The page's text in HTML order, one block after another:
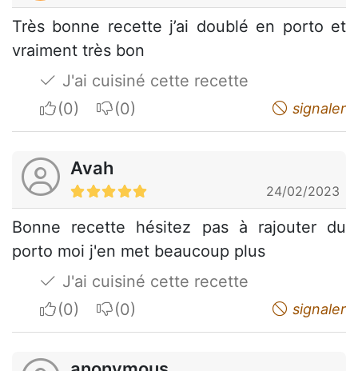
Très bonne recette j’ai doublé en porto et
vraiment très bon
J'ai cuisiné cette recette
I apreciateI do not appreciate signaler
Avah
24/02/2023
Bonne recette hésitez pas à rajouter du
porto moi j'en met beaucoup plus
J'ai cuisiné cette recette
I apreciateI do not appreciate signaler